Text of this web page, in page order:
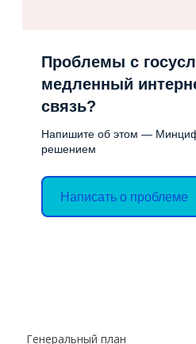
Проблемы с
медленный
связь?
Напишите об этом —
решением
Написать о проблеме
Генеральный план